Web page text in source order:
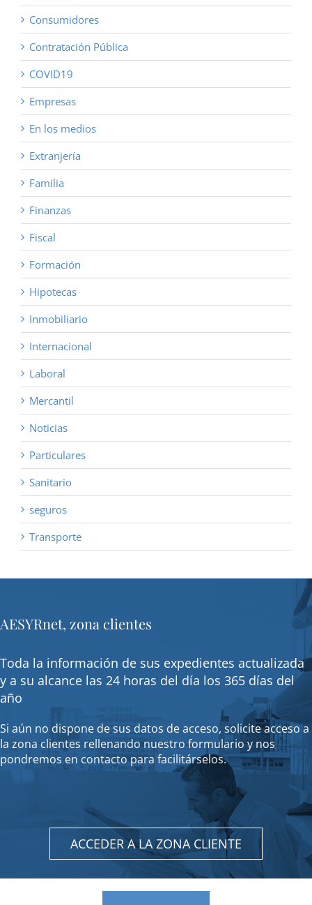
Consumidores
Contratación Pública
COVID19
Empresas
En los medios
Extranjería
Familia
Finanzas
Fiscal
Formación
Hipotecas
Inmobiliario
Internacional
Laboral
Mercantil
Noticias
Particulares
Sanitario
seguros
Transporte
AESYRnet, zona clientes
Toda la información de sus expedientes actualizada
y a su alcance las 24 horas del día los 365 días del
año
Si aún no dispone de sus datos de acceso, solicite acceso a
la zona clientes rellenando nuestro formulario y nos
pondremos en contacto para facilitárselos.
ACCEDER A LA ZONA CLIENTE